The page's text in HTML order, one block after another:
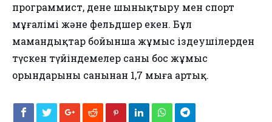
программист, дене шынықтыру мен спорт
мұғалімі және фельдшер екен. Бұл
мамандықтар бойынша жұмыс іздеушілерден
түскен түйіндемелер саны бос жұмыс
орындарының санынан 1,7 мыңға артық.